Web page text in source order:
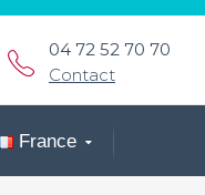
04 72 52 70 70
Contact
France